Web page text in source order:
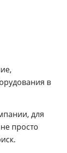
в
для
просто